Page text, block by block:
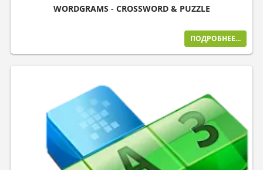
WORDGRAMS - CROSSWORD & PUZZLE
ПОДРОБНЕЕ...